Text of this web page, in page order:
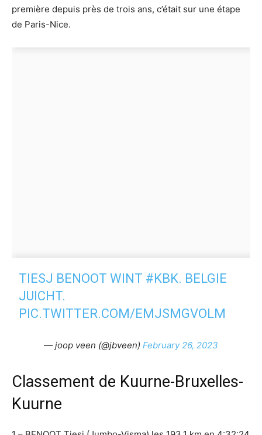
première depuis près de trois ans, c’était sur une étape
de Paris-Nice.
TIESJ BENOOT WINT #KBK. BELGIE
JUICHT.
PIC.TWITTER.COM/EMJSMGVOLM
— joop veen (@jbveen) February 26, 2023
Classement de Kuurne-Bruxelles-
Kuurne